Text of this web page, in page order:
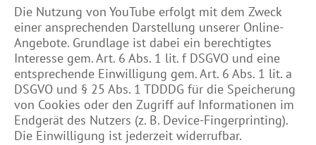
Die Nutzung von YouTube erfolgt mit dem Zweck
einer ansprechenden Darstellung unserer Online-
Angebote. Grundlage ist dabei ein berechtigtes
Interesse gem. Art. 6 Abs. 1 lit. f DSGVO und eine
entsprechende Einwilligung gem. Art. 6 Abs. 1 lit. a
DSGVO und § 25 Abs. 1 TDDDG für die Speicherung
von Cookies oder den Zugriff auf Informationen im
Endgerät des Nutzers (z. B. Device-Fingerprinting).
Die Einwilligung ist jederzeit widerrufbar.